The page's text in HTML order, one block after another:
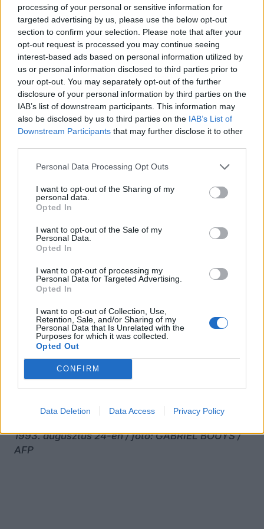
processing of your personal or sensitive information for
targeted advertising by us, please use the below opt-out
section to confirm your selection. Please note that after your
opt-out request is processed you may continue seeing
interest-based ads based on personal information utilized by
us or personal information disclosed to third parties prior to
your opt-out. You may separately opt-out of the further
disclosure of your personal information by third parties on the
IAB’s list of downstream participants. This information may
also be disclosed by us to third parties on the IAB’s List of
Downstream Participants that may further disclose it to other
Personal Data Processing Opt Outs
I want to opt-out of the Sharing of my
personal data.
Opted In
I want to opt-out of the Sale of my
Personal Data.
Opted In
I want to opt-out of processing my
Personal Data for Targeted Advertising.
Opted In
I want to opt-out of Collection, Use,
Retention, Sale, and/or Sharing of my
Personal Data that Is Unrelated with the
Purposes for which it was collected.
Opted Out
CONFIRM
Data Deletion Data Access Privacy Policy
kutatója szerint rengeteg boszniai háborús
történet bizonyult álhírnek, ezért szerinte csak
alapos vizsgálat után lehet bármilyen
következtetést levonni. AMorgenpost is idézi
Vučićreagálását, amely szerint akkoriban
újságíróként és tolmácsként dolgozott, nem vett
részt harcokban, és nem használt fegyvert. A
horvátNacionalportálkiemelt e, hogy Vučić”
„hidegvérű gyilkosoknak” minősítette azokat,
akik az említett állításokat terjesztik.
igazság a szerb elnök esetleges szerepéről a
„mesterlövész-szafarikban”, de a gyanú felhőit
nem lesz könnyű eloszlatni, főleg annak
tudatában, hogy a balkáni háborúk alatt több
szélsőséges megnyilvánulásával hívta fel magára
a figyelmet. Például 1995. július 20-án Vučić
akkor még a Szerb Radikális Párt képviselőjeként
azt mondta a szerb parlamentben: „Egy megölt
szerbért száz muzulmánt gyilkolunk meg!”
Az említett vérfagyasztó kijelentés kilenc nappal
a Ratko Mladić tábornok vezette, a boszniai
szerbek által elkövetett srebrenicai vérengzés
után hagyta el Vučić száját.
1993. augusztus 24-én / fotó: GABRIEL BOUYS /
AFP